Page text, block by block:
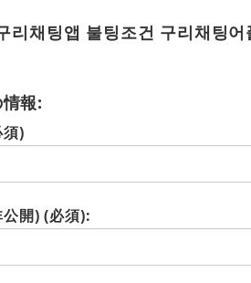
리채팅앱 불팅조건 구리채팅어
報:
)
開) (必須):